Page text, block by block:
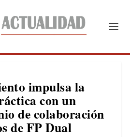
impulsa la
con un
de colaboración
de FP Dual